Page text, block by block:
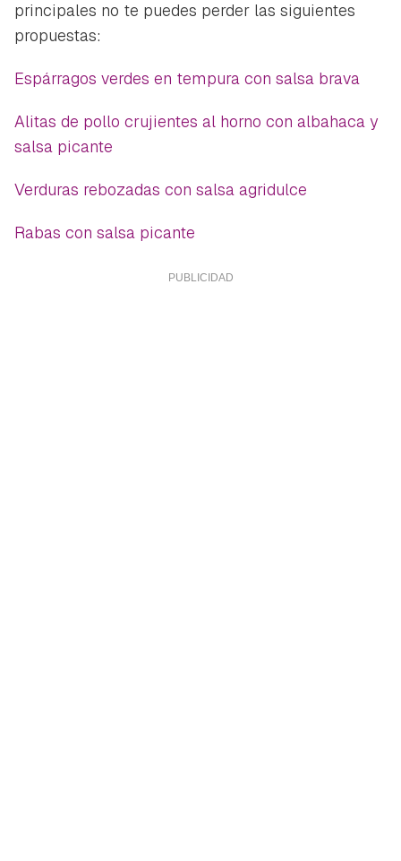
principales no te puedes perder las siguientes
propuestas:
Espárragos verdes en tempura con salsa brava
Alitas de pollo crujientes al horno con albahaca y
salsa picante
Verduras rebozadas con salsa agridulce
Rabas con salsa picante